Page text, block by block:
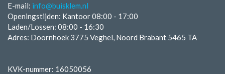
E-mail: info@buisklem.nl
Openingstijden: Kantoor 08:00 - 17:00
Laden/Lossen: 08:00 - 16:30
Adres: Doornhoek 3775 Veghel, Noord Brabant 5465 TA
KVK-nummer: 16050056